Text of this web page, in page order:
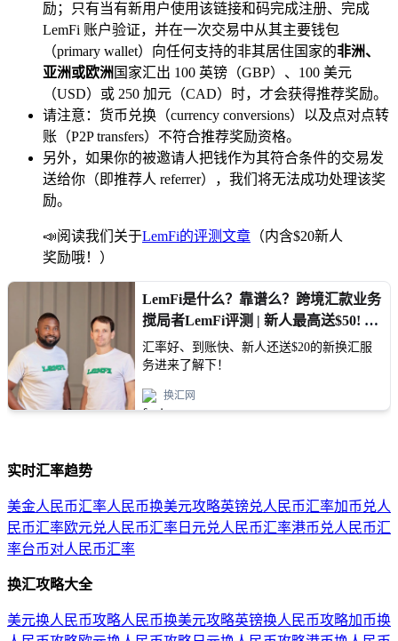
励；只有当有新用户使用该链接和码完成注册、完成
LemFi 账户验证，并在一次交易中从其主要钱包
（primary wallet）向任何支持的非其居住国家的非洲、
亚洲或欧洲 国家汇出 100 英镑（GBP）、100 美元
（USD）或 250 加元（CAD）时，才会获得推荐奖励。
请注意：货币兑换（currency conversions）以及点对点转
账（P2P transfers）不符合推荐奖励资格。
另外，如果你的被邀请人把钱作为其符合条件的交易发
送给你（即推荐人 referrer），我们将无法成功处理该奖
励。
📣阅读我们关于LemFi的评测文章 （内含$20新人
奖励哦！）
实时汇率趋势
美金人民币汇率人民币换美元攻略英镑兑人民币汇率加币兑人
民币汇率欧元兑人民币汇率 日元兑人民币汇率港币兑人民币汇
率台币对人民币汇率
换汇攻略大全
美元换人民币攻略人民币换美元攻略英镑换人民币攻略加币换